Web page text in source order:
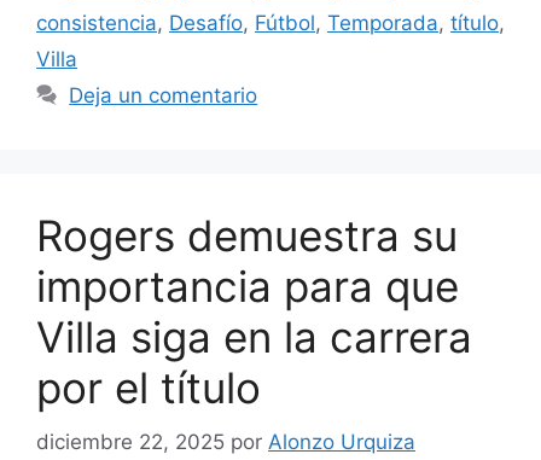
consistencia, Desafío, Fútbol, Temporada, título,
Villa
Deja un comentario
Rogers demuestra su
importancia para que
Villa siga en la carrera
por el título
diciembre 22, 2025 por Alonzo Urquiza